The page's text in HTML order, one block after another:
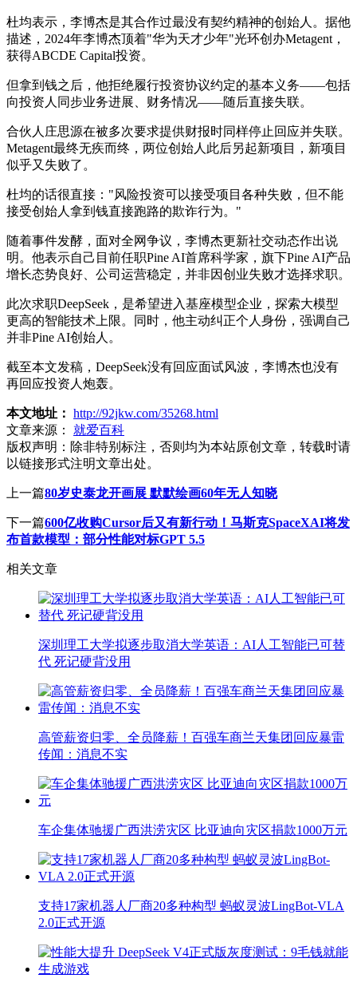
杜均表示，李博杰是其合作过最没有契约精神的创始人。据他
描述，2024年李博杰顶着"华为天才少年"光环创办Metagent，
获得ABCDE Capital投资。
但拿到钱之后，他拒绝履行投资协议约定的基本义务——包括
向投资人同步业务进展、财务情况——随后直接失联。
合伙人庄思源在被多次要求提供财报时同样停止回应并失联。
Metagent最终无疾而终，两位创始人此后另起新项目，新项目
似乎又失败了。
杜均的话很直接："风险投资可以接受项目各种失败，但不能
接受创始人拿到钱直接跑路的欺诈行为。"
随着事件发酵，面对全网争议，李博杰更新社交动态作出说
明。他表示自己目前任职Pine AI首席科学家，旗下Pine AI产品
增长态势良好、公司运营稳定，并非因创业失败才选择求职。
此次求职DeepSeek，是希望进入基座模型企业，探索大模型
更高的智能技术上限。同时，他主动纠正个人身份，强调自己
并非Pine AI创始人。
截至本文发稿，DeepSeek没有回应面试风波，李博杰也没有
再回应投资人炮轰。
本文地址： http://92jkw.com/35268.html
文章来源：
就爱百科
版权声明： 除非特别标注，否则均为本站原创文章，转载时请
以链接形式注明文章出处。
上一篇80岁史泰龙开画展 默默绘画60年无人知晓
下一篇600亿收购Cursor后又有新行动！马斯克SpaceXAI将发
布首款模型：部分性能对标GPT 5.5
相关文章
深圳理工大学拟逐步取消大学英语：AI人工智能已可替
代 死记硬背没用
高管薪资归零、全员降薪！百强车商兰天集团回应暴雷
传闻：消息不实
车企集体驰援广西洪涝灾区 比亚迪向灾区捐款1000万元
支持17家机器人厂商20多种构型 蚂蚁灵波LingBot-VLA
2.0正式开源